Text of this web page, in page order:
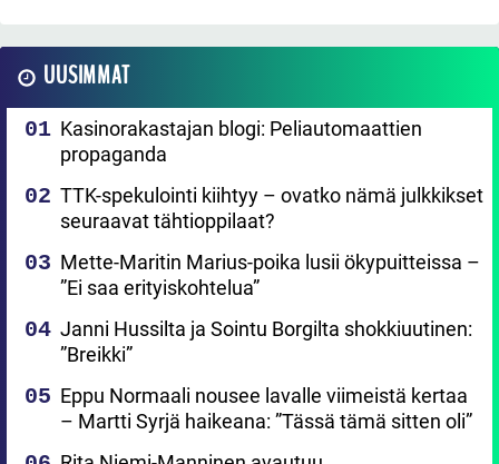
UUSIMMAT
Kasinorakastajan blogi: Peliautomaattien
propaganda
TTK-spekulointi kiihtyy – ovatko nämä julkkikset
seuraavat tähtioppilaat?
Mette-Maritin Marius-poika lusii ökypuitteissa –
”Ei saa erityiskohtelua”
Janni Hussilta ja Sointu Borgilta shokkiuutinen:
”Breikki”
Eppu Normaali nousee lavalle viimeistä kertaa
– Martti Syrjä haikeana: ”Tässä tämä sitten oli”